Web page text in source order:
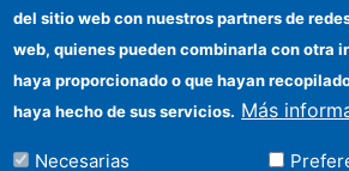
Ayudas FEDER
Organismos
Contacto
del sitio web con nuestros partners de
web, quienes pueden combinarla con otra
haya proporcionado o que hayan
haya hecho de sus servicios. Más
Necesarias